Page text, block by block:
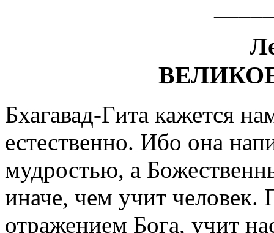
Бхагавад-Гита кажется
естественно. Ибо она
мудростью, а
иначе, чем учит
отражением Бога, учит